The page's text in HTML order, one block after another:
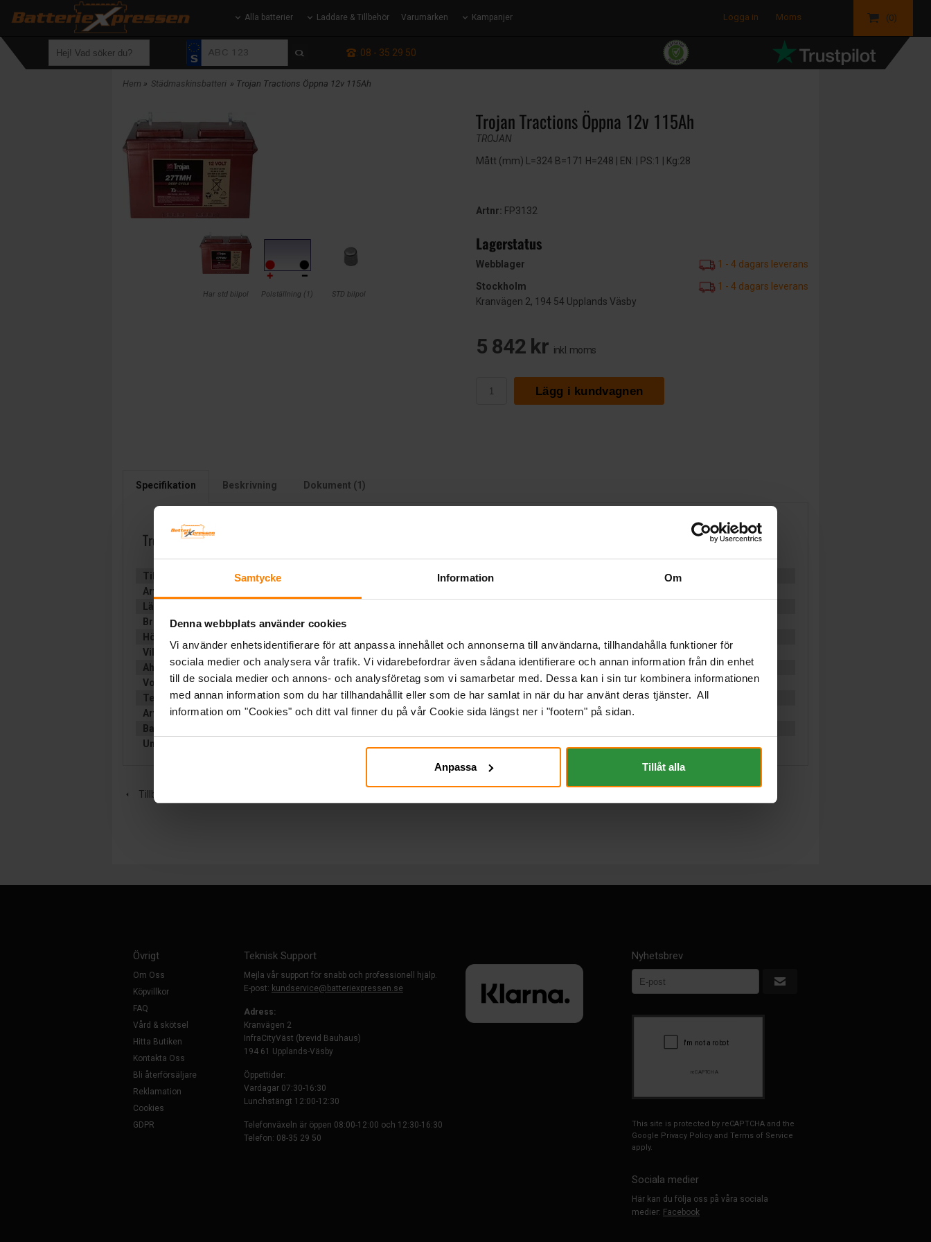
Samtycke Information Om
Denna webbplats använder cookies
Vi använder enhetsidentifierare för att anpassa innehållet och annonserna till användarna, tillhandahålla funktioner för
sociala medier och analysera vår trafik. Vi vidarebefordrar även sådana identifierare och annan information från din enhet
till de sociala medier och annons- och analysföretag som vi samarbetar med. Dessa kan i sin tur kombinera informationen
med annan information som du har tillhandahållit eller som de har samlat in när du har använt deras tjänster. All
information om "Cookies" och ditt val finner du på vår Cookie sida längst ner i "footern" på sidan.
Anpassa Tillåt alla
Alla batterier Laddare & Tillbehör Varumärken Kampanjer Logga in Moms (0)
: 08 - 35 29 50
Hem » Städmaskinsbatteri » Trojan Tractions Öppna 12v 115Ah
Har std bilpol Polställning (1) STD bilpol
Trojan Tractions Öppna 12v 115Ah
TROJAN
Mått (mm) L=324 B=171 H=248 | EN: | PS:1 | Kg:28
Artnr: FP3132
Lagerstatus
Webblager
1 - 4 dagars leverans
Stockholm
1 - 4 dagars leverans
Kranvägen 2, 194 54 Upplands Väsby
5 842 kr inkl. moms
Lägg i kundvagnen
Specifikation Beskrivning Dokument (1)
Trojan Tractions Öppna 12v 115Ah
Tillverkare:
TROJAN
Artikelnummer:
Längd (mm):
Bredd (mm):171
Höjd (mm):
Vikt:
28 kg
Ah (C20):115
Volt:
12
Teknologi: VÄTSKEFYLLT
Artikelgrupp:TRAKTIONÄRT
Batterityp:
Underhållsfritt:
Tillbaka
Övrigt
Om Oss
Köpvillkor
FAQ
Vård & skötsel
Hitta Butiken
Kontakta Oss
Bli återförsäljare
Reklamation
Cookies
GDPR
Teknisk Support
Mejla vår support för snabb och professionell hjälp.
E-post: kundservice@batteriexpressen.se
Adress:
Kranvägen 2
InfraCityVäst (brevid Bauhaus)
194 61 Upplands-Väsby
Öppettider:
Vardagar 07:30-16:30
Lunchstängt 12:00-12:30
Telefonväxeln är öppen 08:00-12:00 och 12:30-16:30
Telefon: 08-35 29 50
Nyhetsbrev
This site is protected by reCAPTCHA and the
Google Privacy Policyand Terms of Service
apply.
Sociala medier
Här kan du följa oss på våra sociala
medier: Facebook